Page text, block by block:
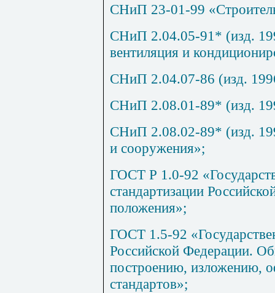
СНиП 23-01-99
СНиП 2.04.05-91* (изд.
вентиляция и
СНиП 2.04.07-86 (изд.
СНиП 2.08.01-89* (изд.
СНиП 2.08.02-89* (изд.
и сооружения»;
ГОСТ Р 1.0-92
стандартизации
положения»;
ГОСТ 1.5-92
Российской Федерации.
построению, изложению,
стандартов»;